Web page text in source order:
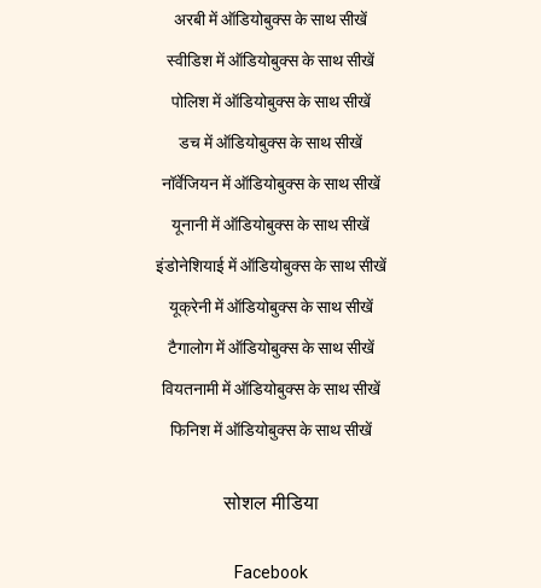
अरबी में ऑडियोबुक्स के साथ सीखें
स्वीडिश में ऑडियोबुक्स के साथ सीखें
पोलिश में ऑडियोबुक्स के साथ सीखें
डच में ऑडियोबुक्स के साथ सीखें
नॉर्वेजियन में ऑडियोबुक्स के साथ सीखें
यूनानी में ऑडियोबुक्स के साथ सीखें
इंडोनेशियाई में ऑडियोबुक्स के साथ सीखें
यूक्रेनी में ऑडियोबुक्स के साथ सीखें
टैगालोग में ऑडियोबुक्स के साथ सीखें
वियतनामी में ऑडियोबुक्स के साथ सीखें
फिनिश में ऑडियोबुक्स के साथ सीखें
सोशल मीडिया
Facebook